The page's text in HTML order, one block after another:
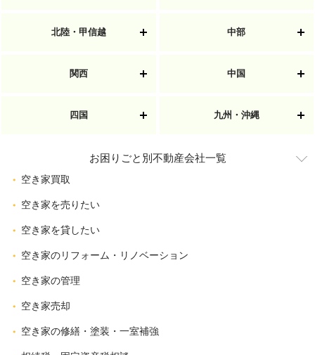
北陸・甲信越 中部
関西 中国
四国 九州・沖縄
お困りごと別不動産会社一覧
空き家買取
空き家を売りたい
空き家を貸したい
空き家のリフォーム・リノベーション
空き家の管理
空き家売却
空き家の修繕・塗装・一室補強